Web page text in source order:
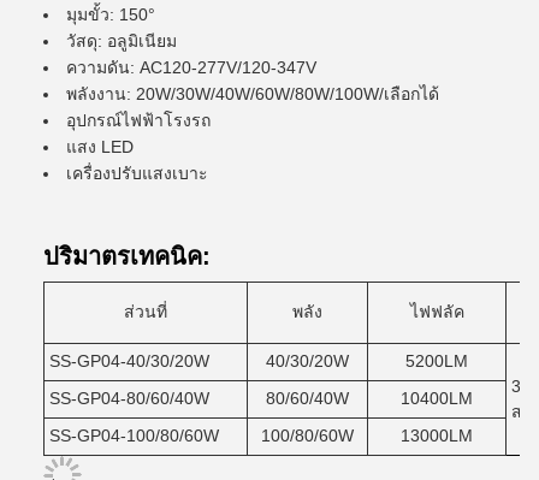
มุมขั้ว: 150°
วัสดุ: อลูมิเนียม
ความดัน: AC120-277V/120-347V
พลังงาน: 20W/30W/40W/60W/80W/100W/เลือกได้
อุปกรณ์ไฟฟ้าโรงรถ
แสง LED
เครื่องปรับแสงเบาะ
ปริมาตรเทคนิค:
ส่วนที่ พลัง ไฟฟลัค
SS-GP04-40/30/20W 40/30/20W
5200LM
สา
SS-GP04-80/60/40W 80/60/40W
10400LM
SS-GP04-100/80/60W
100/80/60W 13000LM